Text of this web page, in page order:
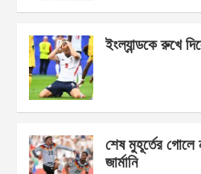
ইংল্যান্ডকে রুখে
শেষ মুহূর্তের
জার্মানি